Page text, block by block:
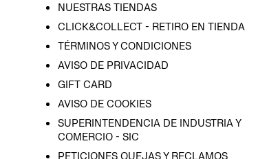
NUESTRAS TIENDAS
CLICK&COLLECT - RETIRO EN TIENDA
TÉRMINOS Y CONDICIONES
AVISO DE PRIVACIDAD
GIFT CARD
AVISO DE COOKIES
SUPERINTENDENCIA DE INDUSTRIA Y
COMERCIO - SIC
PETICIONES QUEJAS Y RECLAMOS